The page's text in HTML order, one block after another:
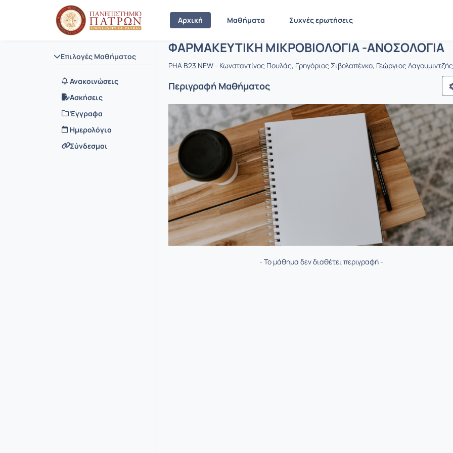
Αρχική Μαθήματα Συχνές ερωτήσεις
Επιλογές Μαθήματος
Ανακοινώσεις
Ασκήσεις
Έγγραφα
Ημερολόγιο
Σύνδεσμοι
Αρχική Σελίδα ΦΑΡΜΑΚΕΥΤΙΚΗ ΜΙΚΡΟΒΙΟΛΟΓΙΑ -ΑΝOΣΟΛΟΓΙΑ
Μάθημα : ΦΑΡΜΑΚΕΥΤΙΚΗ ΜΙΚΡΟΒΙΟΛΟΓΙΑ -
Κωδικός : PHA1974
ΦΑΡΜΑΚΕΥΤΙΚΗ ΜΙΚΡΟΒΙΟΛΟΓΙΑ -ΑΝOΣΟΛΟΓΙΑ
PHA B23 NEW - Κωνσταντίνος Πουλάς, Γρηγόριος Σιβολαπένκο, Γεώργιος Λαγουμιντζής
Περιγραφή Μαθήματος
- Το μάθημα δεν διαθέτει περιγραφή -